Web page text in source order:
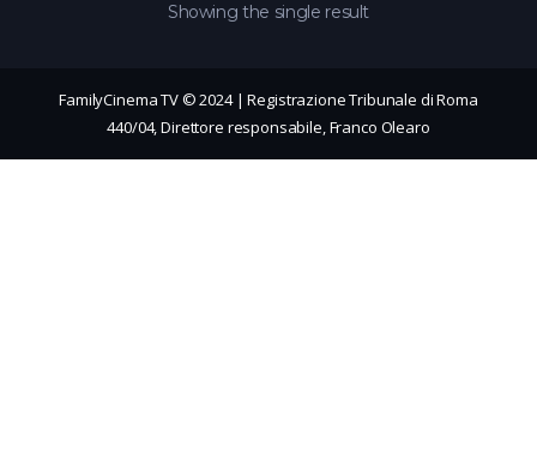
Showing the single result
FamilyCinema TV © 2024 | Registrazione Tribunale di Roma
440/04, Direttore responsabile, Franco Olearo